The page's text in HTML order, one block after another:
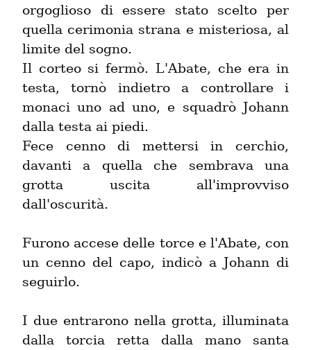
orgoglioso di essere stato scelto per
quella cerimonia strana e misteriosa, al
limite del sogno.
Il corteo si fermò. L'Abate, che era in
testa, tornò indietro a controllare i
monaci uno ad uno, e squadrò Johann
dalla testa ai piedi.
Fece cenno di mettersi in cerchio,
davanti a quella che sembrava una
grotta uscita all'improvviso
dall'oscurità.
Furono accese delle torce e l'Abate, con
un cenno del capo, indicò a Johann di
seguirlo.
I due entrarono nella grotta, illuminata
dalla torcia retta dalla mano santa